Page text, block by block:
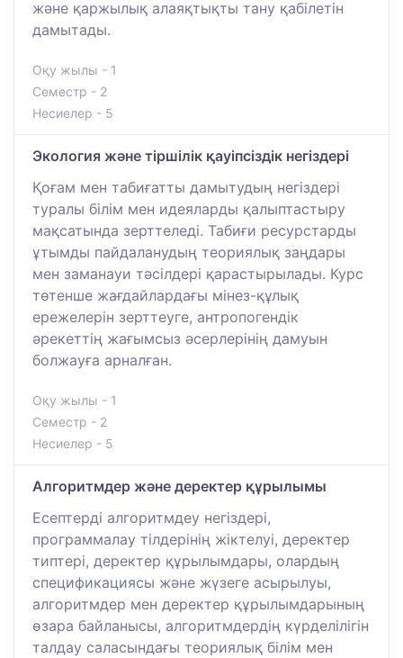
және қаржылық алаяқтықты тану қабілетін
дамытады.
Оқу жылы - 1
Семестр - 2
Несиелер - 5
Экология және тіршілік қауіпсіздік негіздері
Қоғам мен табиғатты дамытудың негіздері
туралы білім мен идеяларды қалыптастыру
мақсатында зерттеледі. Табиғи ресурстарды
ұтымды пайдаланудың теориялық заңдары
мен заманауи тәсілдері қарастырылады. Курс
төтенше жағдайлардағы мінез-құлық
ережелерін зерттеуге, антропогендік
әрекеттің жағымсыз әсерлерінің дамуын
болжауға арналған.
Оқу жылы - 1
Семестр - 2
Несиелер - 5
Алгоритмдер және деректер құрылымы
Есептерді алгоритмдеу негіздері,
программалау тілдерінің жіктелуі, деректер
типтері, деректер құрылымдары, олардың
спецификациясы және жүзеге асырылуы,
алгоритмдер мен деректер құрылымдарының
өзара байланысы, алгоритмдердің күрделілігін
талдау саласындағы теориялық білім мен